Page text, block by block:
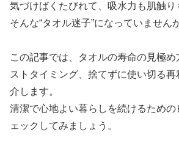
気づけばくたびれて、吸水力も肌触り
そんな“タオル迷子”になっていません
この記事では、タオルの寿命の見極
ストタイミング、捨てずに使い切る
介します。
清潔で心地よい暮らしを続けるため
ェックしてみましょう。